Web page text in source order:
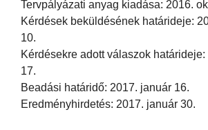
Tervpályázati anyag kiadása: 2016.
Kérdések beküldésének határideje:
10.
Kérdésekre adott válaszok
17.
Beadási határidő: 2017. január 16.
Eredményhirdetés: 2017. január 30.